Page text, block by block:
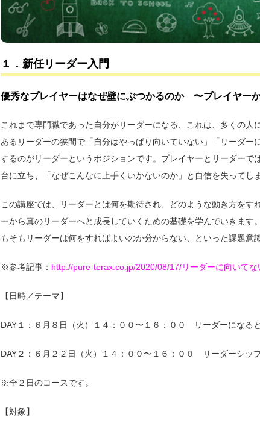
１．新任リーダー入門
優秀なプレイヤーはなぜ壁にぶつかるのか 〜プレイヤー
これまで専門職であった自分がリーダーになる、これは、多くの
あるリーダーの狭間で「自分はやっぱり向いていない」「リーダ
するのがリーダーというポジションです。プレイヤーとリーダー
台に立ち、「なぜこんなに上手くいかないのか」と自信を失ってし
この講座では、リーダーとは何を期待され、どのような動き方を
ーから真のリーダーへと成長していくための基礎を学んでいきま
もそもリーダーは何をすればよいのか分からない、といった課題意
※参考記事： http://pure-terax.co.jp/2020/08/17/リーダーに向いて
【日時／テーマ】
DAY１：６月８日（火）１４：００〜１６：００ リーダーにな
DAY２：６月２２日（火）１４：００〜１６：００ リーダーシ
※全２日のコースです。
【対象】